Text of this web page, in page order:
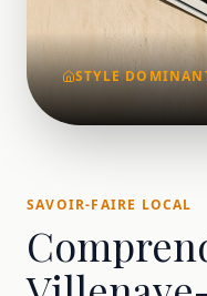
SAVOIR-FAIRE LOCAL
STYLE